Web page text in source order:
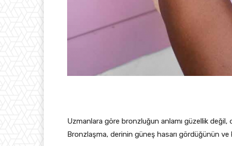
Uzmanlara göre bronzluğun anlamı güzellik değil,
Bronzlaşma, derinin güneş hasarı gördüğünün ve